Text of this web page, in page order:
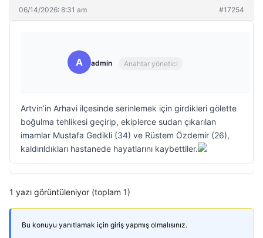
06/14/2026: 8:31 am #17254
A admin Anahtar yönetici
Artvin’in Arhavi ilçesinde serinlemek için girdikleri gölette
boğulma tehlikesi geçirip, ekiplerce sudan çıkarılan
imamlar Mustafa Gedikli (34) ve Rüstem Özdemir (26),
kaldırıldıkları hastanede hayatlarını kaybettiler.
1 yazı görüntüleniyor (toplam 1)
Bu konuyu yanıtlamak için giriş yapmış olmalısınız.